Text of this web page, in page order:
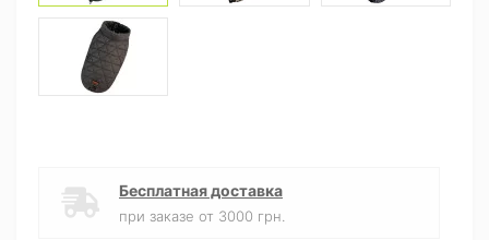
Бесплатная доставка
при заказе от 3000 грн.